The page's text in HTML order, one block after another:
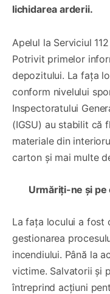
lichidarea arderii.
Apelul la Serviciul
Potrivit primelor
depozitului. La fața
conform nivelului
Inspectoratului
(IGSU) au stabilit că
materiale din
carton și mai multe
Urmăriți-ne și pe
La fața locului a fost
gestionarea
incendiului. Până la
victime. Salvatorii și
întreprind acțiuni